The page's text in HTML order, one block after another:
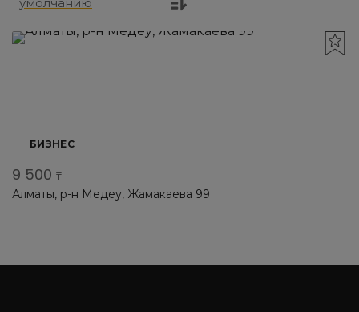
БИЗНЕС
9 500 ₸
Алматы, р-н Медеу, Жамакаева 99